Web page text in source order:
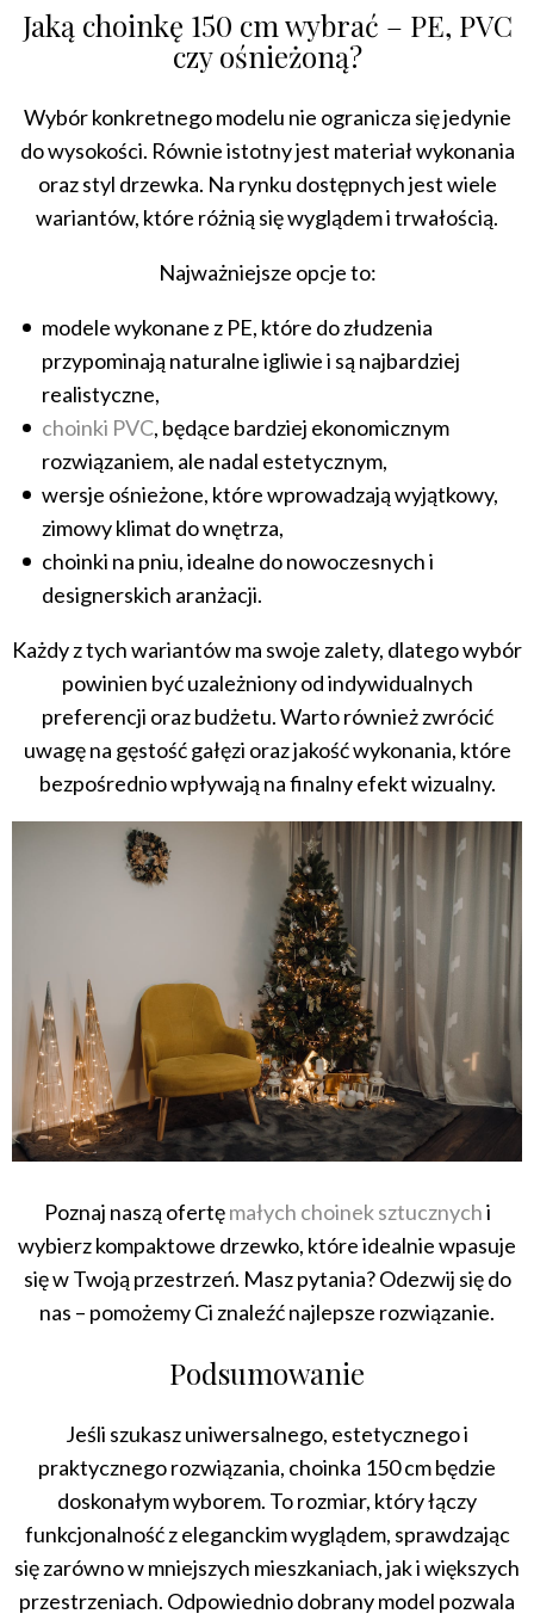
Jaką choinkę 150 cm wybrać – PE, PVC
czy ośnieżoną?
Wybór konkretnego modelu nie ogranicza się jedynie
do wysokości. Równie istotny jest materiał wykonania
oraz styl drzewka. Na rynku dostępnych jest wiele
wariantów, które różnią się wyglądem i trwałością.
Najważniejsze opcje to:
modele wykonane z PE, które do złudzenia
przypominają naturalne igliwie i są najbardziej
realistyczne,
choinki PVC, będące bardziej ekonomicznym
rozwiązaniem, ale nadal estetycznym,
wersje ośnieżone, które wprowadzają wyjątkowy,
zimowy klimat do wnętrza,
choinki na pniu, idealne do nowoczesnych i
designerskich aranżacji.
Każdy z tych wariantów ma swoje zalety, dlatego wybór
powinien być uzależniony od indywidualnych
preferencji oraz budżetu. Warto również zwrócić
uwagę na gęstość gałęzi oraz jakość wykonania, które
bezpośrednio wpływają na finalny efekt wizualny.
Poznaj naszą ofertęmałych choinek sztucznychi
wybierz kompaktowe drzewko, które idealnie wpasuje
się w Twoją przestrzeń. Masz pytania? Odezwij się do
nas – pomożemy Ci znaleźć najlepsze rozwiązanie.
Podsumowanie
Jeśli szukasz uniwersalnego, estetycznego i
praktycznego rozwiązania, choinka 150 cm będzie
doskonałym wyborem. To rozmiar, który łączy
funkcjonalność z eleganckim wyglądem, sprawdzając
się zarówno w mniejszych mieszkaniach, jak i większych
przestrzeniach. Odpowiednio dobrany model pozwala